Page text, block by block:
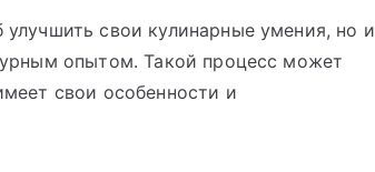
свои кулинарные умения, но и
опытом. Такой процесс может
свои особенности и